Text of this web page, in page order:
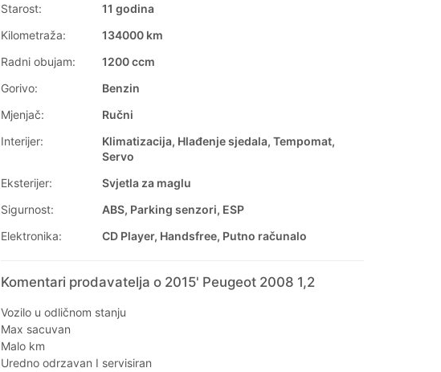
Starost:
11 godina
Kilometraža:
134000 km
Radni obujam:
1200 ccm
Gorivo:
Benzin
Mjenjač:
Ručni
Interijer:
Klimatizacija, Hlađenje sjedala, Tempomat,
Servo
Eksterijer:
Svjetla za maglu
Sigurnost:
ABS, Parking senzori, ESP
Elektronika:
CD Player, Handsfree, Putno računalo
Komentari prodavatelja o 2015' Peugeot 2008 1,2
Vozilo u odličnom stanju
Max sacuvan
Malo km
Uredno odrzavan I servisiran